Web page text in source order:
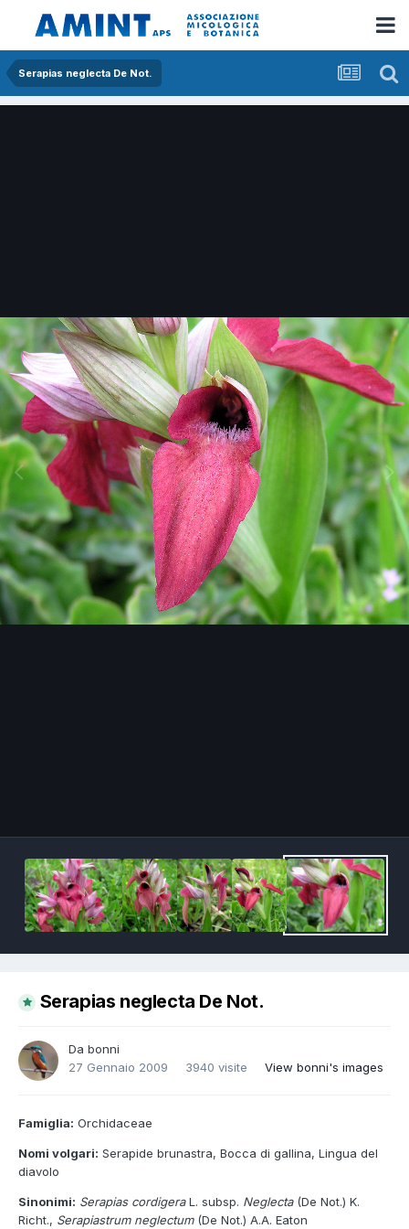
Serapias neglecta De Not.
Serapias neglecta De Not.
Da bonni
27 Gennaio 2009
3940 visite View bonni's images
Famiglia: Orchidaceae
Nomi volgari: Serapide brunastra, Bocca di gallina, Lingua del
diavolo
Sinonimi: Serapias cordigeraL. subsp. Neglecta(De Not.) K.
Richt., Serapiastrum neglectum (De Not.) A.A. Eaton